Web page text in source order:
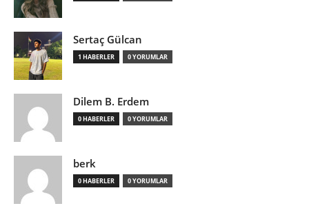
Sertaç Gülcan
1 HABERLER 0 YORUMLAR
Dilem B. Erdem
0 HABERLER 0 YORUMLAR
berk
0 HABERLER 0 YORUMLAR